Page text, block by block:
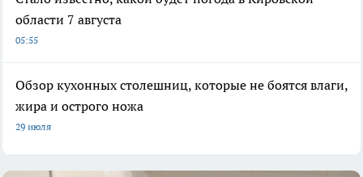
области 7 августа
05:55
Обзор кухонных столешниц, которые не боятся влаги,
жира и острого ножа
29 июля